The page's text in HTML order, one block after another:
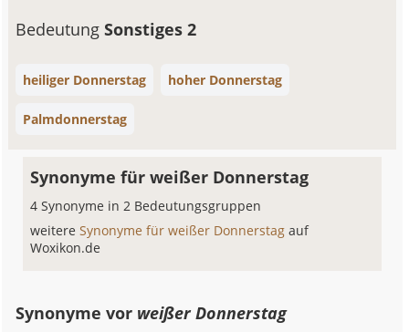
BedeutungSonstiges 2
heiliger Donnerstag hoher Donnerstag
Palmdonnerstag
Synonyme für weißer Donnerstag
4 Synonyme in 2 Bedeutungsgruppen
weitereSynonyme für weißer Donnerstagauf
Woxikon.de
Synonyme vor weißer Donnerstag